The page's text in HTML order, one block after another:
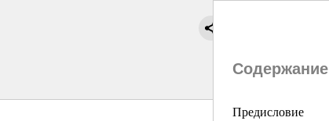
Содержание
Предисловие